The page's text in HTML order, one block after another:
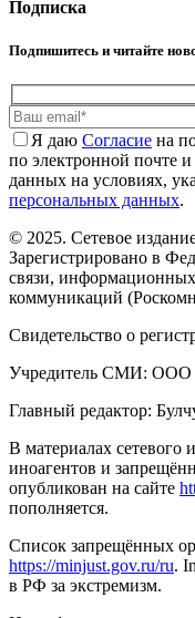
Подписка
Подпишитесь и читайте
Я даю Cогласие на
по электронной почте
данных на условиях,
персональных данных.
© 2025. Сетевое
Зарегистрировано в
связи,
коммуникаций
Свидетельство о
Учредитель СМИ:
Главный редактор:
В материалах
иноагентов и
опубликован на сайте
пополняется.
Список запрещённых
https://minjust.gov.ru/ru.
в РФ за экстремизм.